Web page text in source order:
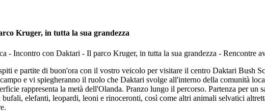
Kruger, in tutta la sua grandezza
e partite di buon'ora con il vostro veicolo per visitare il centro Daktari
e vi spiegheranno il ruolo che Daktari svolge all'interno della comunità
rappresenta la metà dell'Olanda. Pranzo lungo il percorso. Partenza per
elefanti, leopardi, leoni e rinoceronti, così come altri animali selvatici